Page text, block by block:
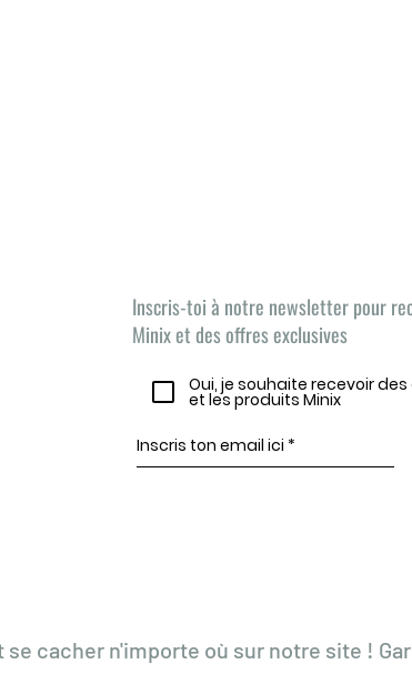
Inscris-toi à notre newsletter pour
Minix et des offres exclusives
Oui, je souhaite recevoir
et les produits Minix
cacher n'importe où sur notre site !